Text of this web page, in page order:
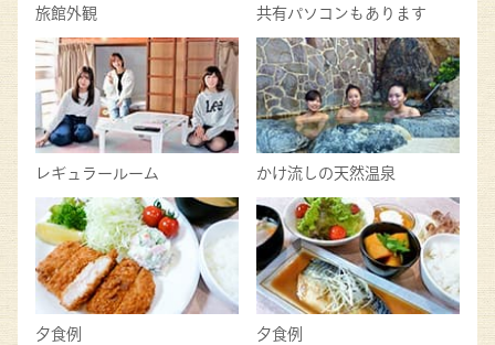
旅館外観 共有パソコンもあります
レギュラールーム かけ流しの天然温泉
夕食例 夕食例